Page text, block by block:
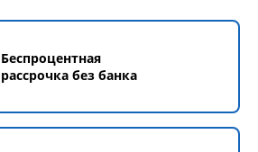
Беспроцентная
рассрочка без банка